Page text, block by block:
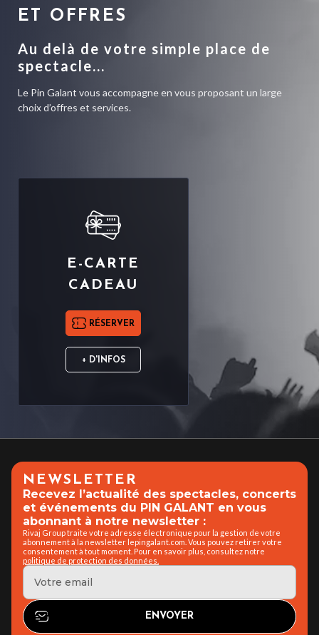
ET OFFRES
Au delà de votre simple place de
spectacle...
Le Pin Galant vous accompagne en vous proposant un large
choix d’offres et services.
E-CARTE
CADEAU
RÉSERVER
+ D'INFOS
NEWSLETTER
Recevez l’actualité des spectacles, concerts
et événements du PIN GALANT en vous
abonnant à notre newsletter :
Rivaj Group traite votre adresse électronique pour la gestion de votre
abonnement à la newsletter lepingalant.com. Vous pouvez retirer votre
consentement à tout moment. Pour en savoir plus, consultez notre
politique de protection des données.